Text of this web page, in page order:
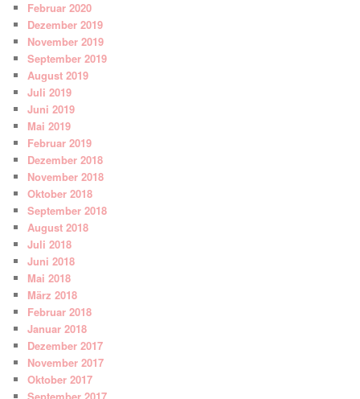
Februar 2020
Dezember 2019
November 2019
September 2019
August 2019
Juli 2019
Juni 2019
Mai 2019
Februar 2019
Dezember 2018
November 2018
Oktober 2018
September 2018
August 2018
Juli 2018
Juni 2018
Mai 2018
März 2018
Februar 2018
Januar 2018
Dezember 2017
November 2017
Oktober 2017